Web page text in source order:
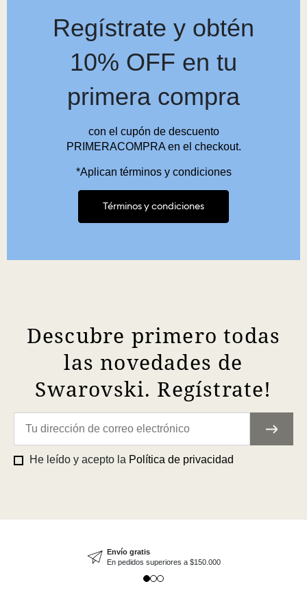
Regístrate y obtén
10% OFF en tu
primera compra
con el cupón de descuento
PRIMERACOMPRA en el checkout.
*Aplican términos y condiciones
Términos y condiciones
Descubre primero todas
las novedades de
Swarovski. Regístrate!
He leído y acepto la Política de privacidad
Envío gratis
En pedidos superiores a $150.000